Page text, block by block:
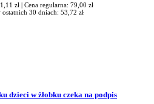
zł | Cena regularna: 79,00 zł
ostatnich 30 dniach: 53,72 zł
dzieci w żłobku czeka na podpis